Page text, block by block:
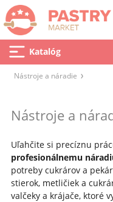
Katalóg
Nástroje a náradie
Nástroje a
Uľahčite si precíznu
profesionálnemu
potreby cukrárov a
stierok, metličiek a
valčeky a krájače, ktoré